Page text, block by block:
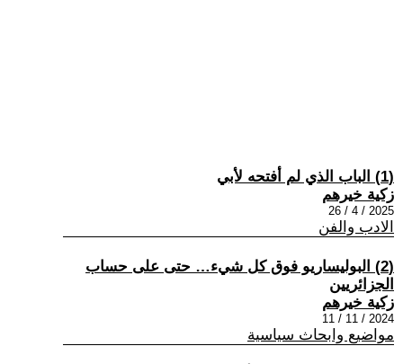
(1) الباب الذي لم أفتحه لأبي
زكية خيرهم
2025 / 4 / 26
الادب والفن
(2) البوليساريو فوق كل شيء… حتى على حساب
الجزائريين
زكية خيرهم
2024 / 11 / 11
مواضيع وابحاث سياسية